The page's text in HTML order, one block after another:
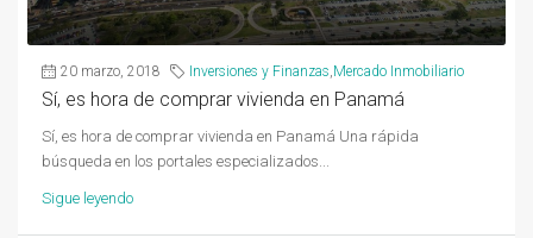
20 marzo, 2018 Inversiones y Finanzas,Mercado Inmobiliario
Sí, es hora de comprar vivienda en Panamá
Sí, es hora de comprar vivienda en Panamá Una rápida
búsqueda en los portales especializados...
Sigue leyendo